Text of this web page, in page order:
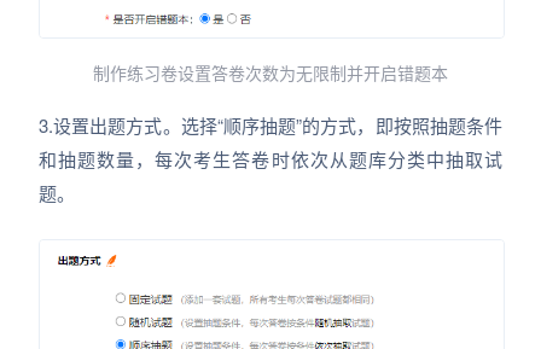
制作练习卷设置答卷次数为无限制并开启错题本
3.设置出题方式。选择“顺序抽题”的方式，即按照抽题条件
和抽题数量，每次考生答卷时依次从题库分类中抽取试
题。